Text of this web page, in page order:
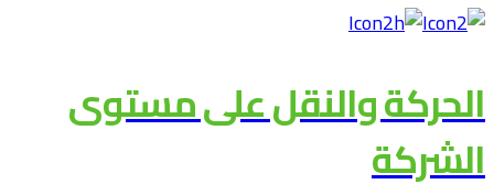
الحركة والنقل على مستوى
الشركة